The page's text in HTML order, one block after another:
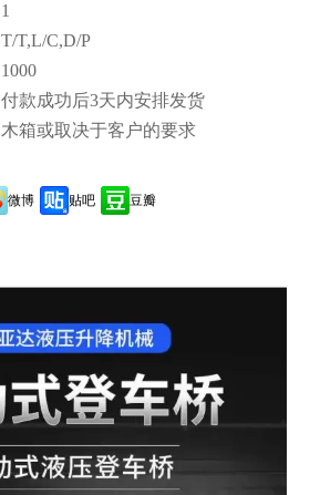
1
T/T,L/C,D/P
1000
付款成功后3天内安排发货
木箱或取决于客户的要求
微博 贴吧 豆瓣